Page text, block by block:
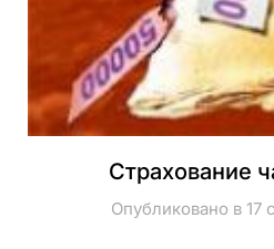
Страхование
Опубликовано в 17